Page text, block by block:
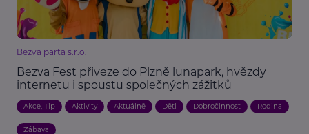
Bezva parta s.r.o.
Bezva Fest přiveze do Plzně lunapark, hvězdy
internetu i spoustu společných zážitků
Akce, Tip Aktivity Aktuálně Děti Dobročinnost Rodina
Zábava